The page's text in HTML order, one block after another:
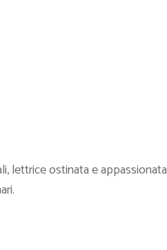
lettrice ostinata e appassionata